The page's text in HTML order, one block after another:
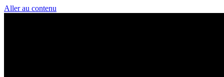
Aller au contenu